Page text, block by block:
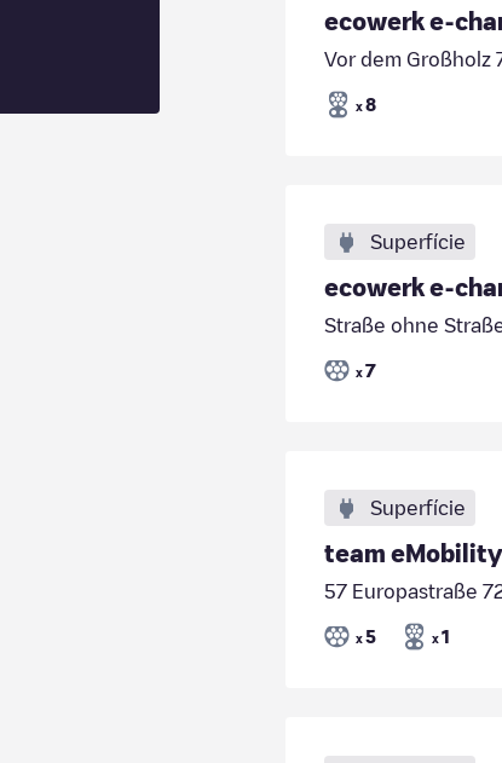
Vor dem Großholz
x 8
Superfície
Straße ohne
x 7
Superfície
57 Europastraße
x 5 x 1